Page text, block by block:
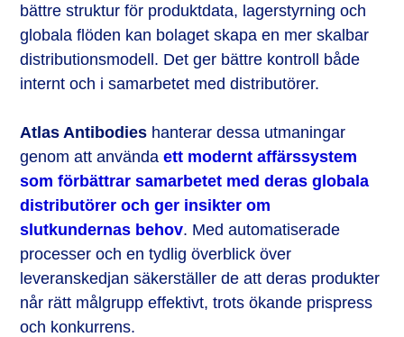
bättre struktur för produktdata, lagerstyrning och
globala flöden kan bolaget skapa en mer skalbar
distributionsmodell. Det ger bättre kontroll både
internt och i samarbetet med distributörer.
Atlas Antibodies hanterar dessa utmaningar
genom att användaett modernt affärssystem
som förbättrar samarbetet med deras globala
distributörer och ger insikter om
slutkundernas behov. Med automatiserade
processer och en tydlig överblick över
leveranskedjan säkerställer de att deras produkter
når rätt målgrupp effektivt, trots ökande prispress
och konkurrens.